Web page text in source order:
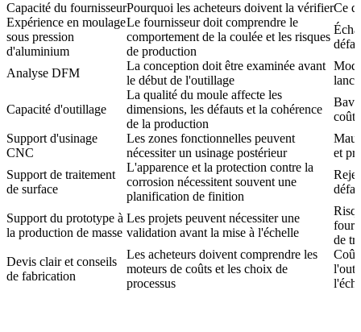
Capacité du fournisseurPourquoi les acheteurs doivent la vérifierCe
Expérience en moulage
sous pression
d'aluminium
Le fournisseur doit comprendre le
comportement de la coulée et les risques
de production
Analyse DFM
La conception doit être examinée avant
le début de l'outillage
Capacité d'outillage
La qualité du moule affecte les
dimensions, les défauts et la cohérence
de la production
coût
Support d'usinage
CNC
Les zones fonctionnelles peuvent
nécessiter un usinage postérieur
et
Support de traitement
de surface
L'apparence et la protection contre la
corrosion nécessitent souvent une
planification de finition
Support du prototype à
la production de masse
Les projets peuvent nécessiter une
validation avant la mise à l'échelle
de
Devis clair et conseils
de fabrication
Les acheteurs doivent comprendre les
moteurs de coûts et les choix de
processus
Coût